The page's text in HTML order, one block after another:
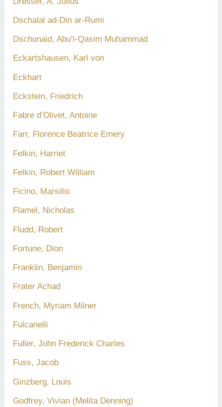
Dschalal ad-Din ar-Rumi
Dschunaid, Abu’l-Qasim Muhammad
Eckartshausen, Karl von
Eckhart
Eckstein, Friedrich
Fabre d’Olivet, Antoine
Farr, Florence Beatrice Emery
Felkin, Harriet
Felkin, Robert William
Ficino, Marsilio
Flamel, Nicholas
Fludd, Robert
Fortune, Dion
Franklin, Benjamin
Frater Achad
French, Myriam Milner
Fulcanelli
Fuller, John Frederick Charles
Fuss, Jacob
Ginzberg, Louis
Godfrey, Vivian (Melita Denning)